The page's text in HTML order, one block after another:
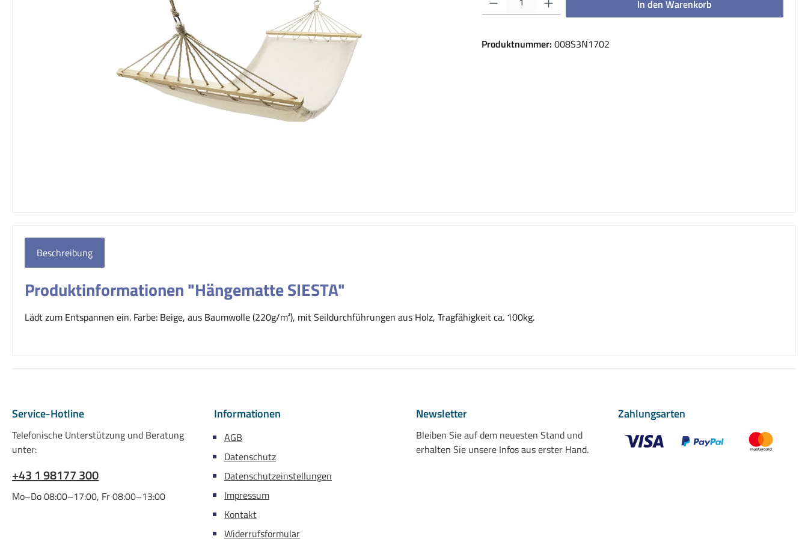
In den Warenkorb
Produktnummer: 008S3N1702
Beschreibung
Produktinformationen "Hängematte SIESTA"
Lädt zum Entspannen ein. Farbe: Beige, aus Baumwolle (220g/m²), mit Seildurchführungen aus Holz, Tragfähigkeit ca. 100kg.
Service-Hotline
Telefonische Unterstützung und Beratung
unter:
+43 1 98177 300
Mo–Do 08:00–17:00, Fr 08:00–13:00
Informationen
AGB
Datenschutz
Datenschutzeinstellungen
Impressum
Kontakt
Widerrufsformular
Newsletter
Bleiben Sie auf dem neuesten Stand und
erhalten Sie unsere Infos aus erster Hand.
Zahlungsarten